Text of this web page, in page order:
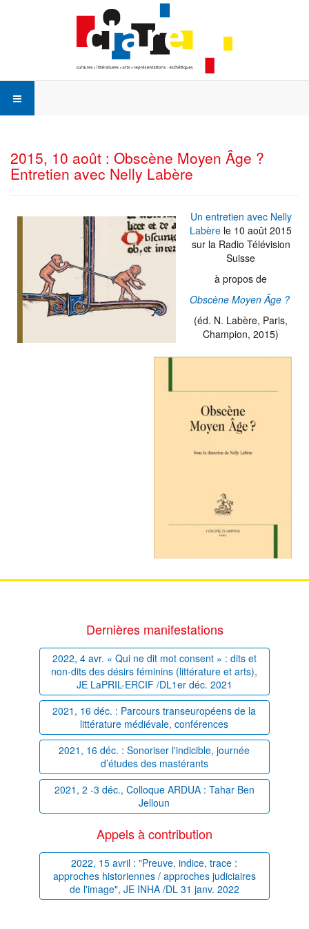
2015, 10 août : Obscène Moyen Âge ?
Entretien avec Nelly Labère
Un entretien avec Nelly
Labère le 10 août 2015
sur la Radio Télévision
Suisse
à propos de
Obscène Moyen Âge ?
(éd. N. Labère, Paris,
Champion, 2015)
Dernières manifestations
2022, 4 avr. « Qui ne dit mot consent » : dits et
non-dits des désirs féminins (littérature et arts),
JE LaPRIL-ERCIF /DL1er déc. 2021
2021, 16 déc. : Parcours transeuropéens de la
littérature médiévale, conférences
2021, 16 déc. : Sonoriser l'indicible, journée
d’études des mastérants
2021, 2 -3 déc., Colloque ARDUA : Tahar Ben
Jelloun
Appels à contribution
2022, 15 avril : "Preuve, indice, trace :
approches historiennes / approches judiciaires
de l'image", JE INHA /DL 31 janv. 2022